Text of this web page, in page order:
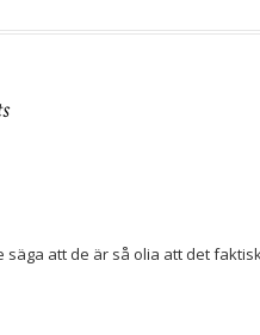
att de är så olia att det